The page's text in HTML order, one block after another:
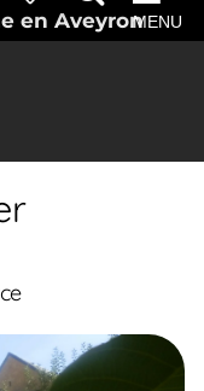
en AveyronMENU